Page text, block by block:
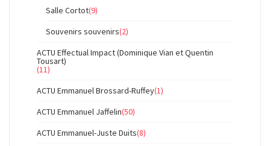
Salle Cortot(9)
Souvenirs souvenirs(2)
ACTU Effectual Impact (Dominique Vian et Quentin
Tousart)
(11)
ACTU Emmanuel Brossard-Ruffey(1)
ACTU Emmanuel Jaffelin(50)
ACTU Emmanuel-Juste Duits(8)